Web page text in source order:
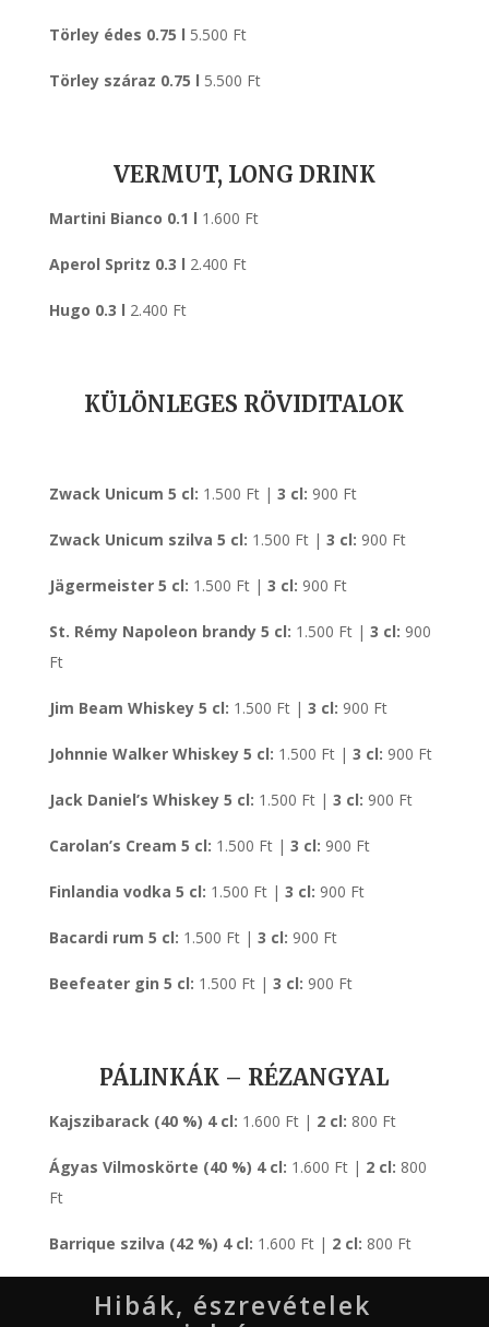
Törley édes 0.75 l 5.500 Ft
Törley száraz 0.75 l 5.500 Ft
VERMUT, LONG DRINK
Martini Bianco 0.1 l 1.600 Ft
Aperol Spritz 0.3 l 2.400 Ft
Hugo 0.3 l 2.400 Ft
KÜLÖNLEGES RÖVIDITALOK
Zwack Unicum 5 cl: 1.500 Ft | 3 cl: 900 Ft
Zwack Unicum szilva 5 cl: 1.500 Ft | 3 cl: 900 Ft
Jägermeister 5 cl: 1.500 Ft | 3 cl: 900 Ft
St. Rémy Napoleon brandy 5 cl: 1.500 Ft | 3 cl: 900
Ft
Jim Beam Whiskey 5 cl: 1.500 Ft | 3 cl: 900 Ft
Johnnie Walker Whiskey 5 cl: 1.500 Ft | 3 cl: 900 Ft
Jack Daniel’s Whiskey 5 cl: 1.500 Ft | 3 cl: 900 Ft
Carolan’s Cream 5 cl: 1.500 Ft | 3 cl: 900 Ft
Finlandia vodka 5 cl: 1.500 Ft | 3 cl: 900 Ft
Bacardi rum 5 cl: 1.500 Ft | 3 cl: 900 Ft
Beefeater gin 5 cl: 1.500 Ft | 3 cl: 900 Ft
PÁLINKÁK – RÉZANGYAL
Kajszibarack (40 %) 4 cl: 1.600 Ft | 2 cl: 800 Ft
Ágyas Vilmoskörte (40 %) 4 cl: 1.600 Ft | 2 cl: 800
Ft
Barrique szilva (42 %) 4 cl: 1.600 Ft | 2 cl: 800 Ft
Hibák, észrevételek